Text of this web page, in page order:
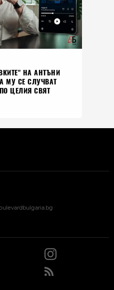
НА АНТЪНИ
МУ СЕ СЛУЧВАТ
ЦЕЛИЯ СВЯТ